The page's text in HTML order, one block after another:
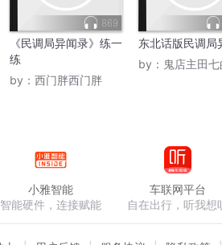
869
《民调局异闻录》练一
练
by： 西门胖西门胖
东北话版民调局
by： 鬼店主田七的
小雅智能
智能硬件，连接赋能
车联网平台
自在出行，听我想